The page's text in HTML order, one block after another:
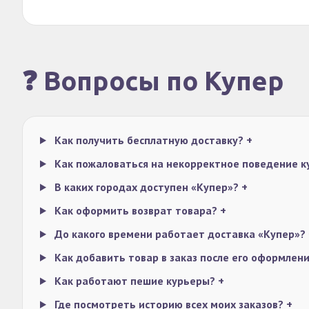
❓ Вопросы по Купер
Как получить бесплатную доставку? +
Как пожаловаться на некорректное поведение
В каких городах доступен «Купер»? +
Как оформить возврат товара? +
До какого времени работает доставка «Купер»?
Как добавить товар в заказ после его
Как работают пешие курьеры? +
Где посмотреть историю всех моих заказов? +